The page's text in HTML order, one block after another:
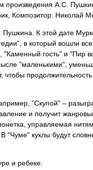
произведения А.С.
Композитор: Николай
К этой дате
в который вошли
гость" и "Пир
"маленькими",
чтобы
"Скупой" –
и получит
управляемая
"Чуме" куклы будут
и ребеке.